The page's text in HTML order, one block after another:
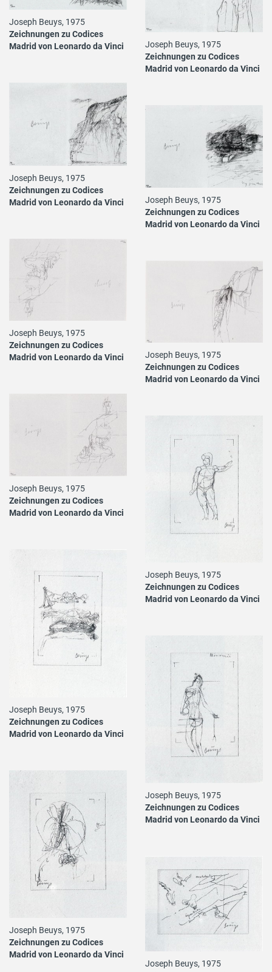
Joseph Beuys, 1975
Zeichnungen zu Codices
Madrid von Leonardo da Vinci
Joseph Beuys, 1975
Zeichnungen zu Codices
Madrid von Leonardo da Vinci
Joseph Beuys, 1975
Zeichnungen zu Codices
Madrid von Leonardo da Vinci
Joseph Beuys, 1975
Zeichnungen zu Codices
Madrid von Leonardo da Vinci
Joseph Beuys, 1975
Zeichnungen zu Codices
Madrid von Leonardo da Vinci
Joseph Beuys, 1975
Zeichnungen zu Codices
Madrid von Leonardo da Vinci
Joseph Beuys, 1975
Zeichnungen zu Codices
Madrid von Leonardo da Vinci
Joseph Beuys, 1975
Zeichnungen zu Codices
Madrid von Leonardo da Vinci
Joseph Beuys, 1975
Zeichnungen zu Codices
Madrid von Leonardo da Vinci
Joseph Beuys, 1975
Zeichnungen zu Codices
Madrid von Leonardo da Vinci
Joseph Beuys, 1975
Zeichnungen zu Codices
Madrid von Leonardo da Vinci
Joseph Beuys, 1975